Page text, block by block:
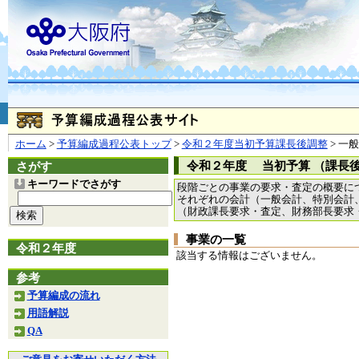
ホーム > 予算編成過程公表トップ> 令和２年度当初予算課長後調整> 一
さがす
キーワードでさがす
令和２年度
参考
予算編成の流れ
用語解説
QA
令和２年度 当初予算 （課長
段階ごとの事業の要求・査定の概要に
それぞれの会計（一般会計、特別会
（財政課長要求・査定、財務部長要
事業の一覧
該当する情報はございません。
お問合せ
大阪府
（法人番号 4000020270008）
本庁 〒540-8570
大阪市
〒559-8555